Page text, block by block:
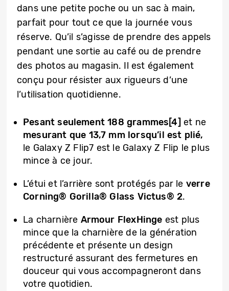
dans une petite poche ou un sac à main,
parfait pour tout ce que la journée vous
réserve. Qu’il s’agisse de prendre des appels
pendant une sortie au café ou de prendre
des photos au magasin. Il est également
conçu pour résister aux rigueurs d’une
l’utilisation quotidienne.
Pesant seulement 188 grammes[4] et ne
mesurant que 13,7 mm lorsqu’il est plié,
le Galaxy Z Flip7 est le Galaxy Z Flip le plus
mince à ce jour.
L’étui et l’arrière sont protégés par le verre
Corning® Gorilla® Glass Victus® 2.
La charnière Armour FlexHinge est plus
mince que la charnière de la génération
précédente et présente un design
restructuré assurant des fermetures en
douceur qui vous accompagneront dans
votre quotidien.